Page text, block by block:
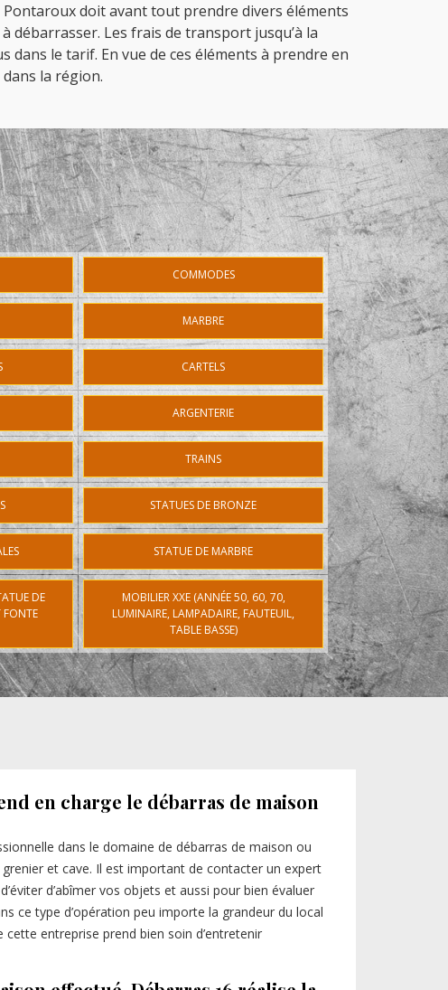
doit avant tout prendre divers éléments
débarrasser. Les frais de transport jusqu’à la
le tarif. En vue de ces éléments à prendre en
la région.
COMMODES
MARBRE
CARTELS
ARGENTERIE
TRAINS
STATUES DE BRONZE
STATUE DE MARBRE
DE
FONTE
MOBILIER XXE (ANNÉE 50, 60, 70,
LUMINAIRE, LAMPADAIRE, FAUTEUIL,
TABLE BASSE)
en charge le débarras de maison
dans le domaine de débarras de maison ou
et cave. Il est important de contacter un expert
d’abîmer vos objets et aussi pour bien évaluer
ce type d’opération peu importe la grandeur du local
cette entreprise prend bien soin d’entretenir